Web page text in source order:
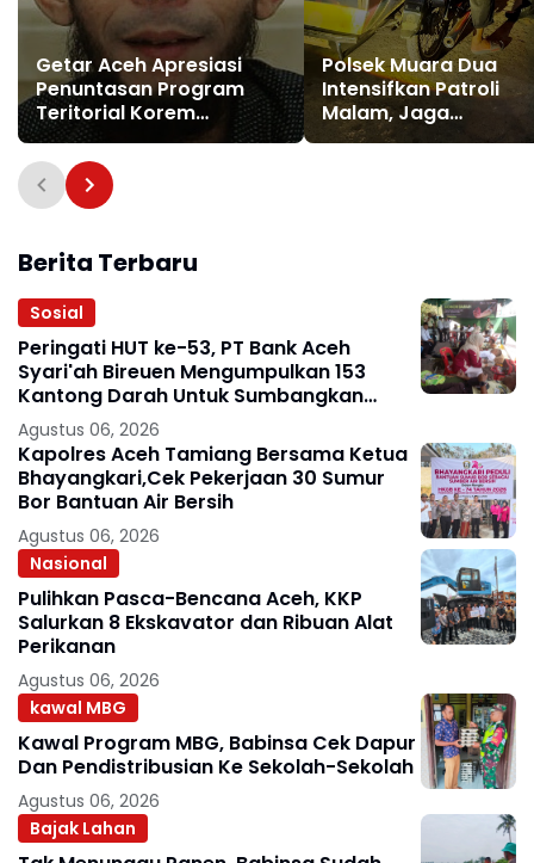
Getar Aceh Apresiasi
Penuntasan Program
Teritorial Korem
011/Lilawangsa Pasca
Bencana di Aceh
Polsek Muara Dua
Intensifkan Patroli
Malam, Jaga
Kondusivitas
Berita Terbaru
Sosial
Peringati HUT ke-53, PT Bank Aceh
Syari'ah Bireuen Mengumpulkan 153
Kantong Darah Untuk Sumbangkan
Kepada Masyarakat
Agustus 06, 2026
Kapolres Aceh Tamiang Bersama Ketua
Bhayangkari,Cek Pekerjaan 30 Sumur
Bor Bantuan Air Bersih
Agustus 06, 2026
Nasional
Pulihkan Pasca-Bencana Aceh, KKP
Salurkan 8 Ekskavator dan Ribuan Alat
Perikanan
Agustus 06, 2026
kawal MBG
Kawal Program MBG, Babinsa Cek Dapur
Dan Pendistribusian Ke Sekolah-Sekolah
Agustus 06, 2026
Bajak Lahan